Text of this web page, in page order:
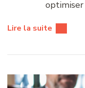
optimiser
Lire la suite